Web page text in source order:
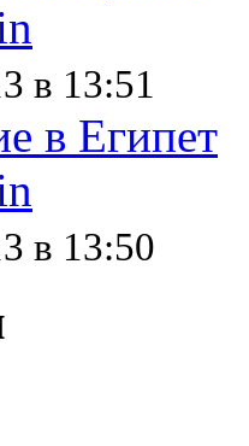
в 13:51
в Египет
в 13:50